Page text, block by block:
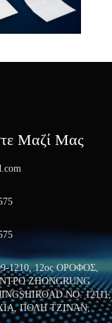
Μαζί Μας
1210, 12ος ΟΡΟΦΟΣ,
ZHONGRUNG
NO. 12111,
ΠΟΛΗ ΤΖΙΝΑΝ,